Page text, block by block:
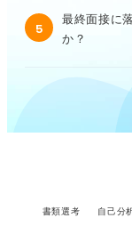
5
最終面接に
か？
書類選考 自己分